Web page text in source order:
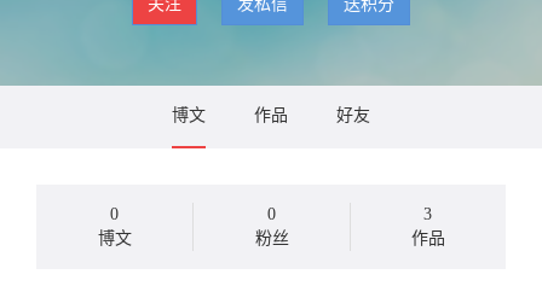
关注 发私信 送积分
博文 作品 好友
0
博文
0
粉丝
3
作品